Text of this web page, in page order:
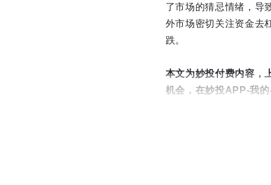
了市场的猜忌情绪，导
外市场密切关注资金去
跌。
本文为妙投付费内容，
机会，在妙投APP-我